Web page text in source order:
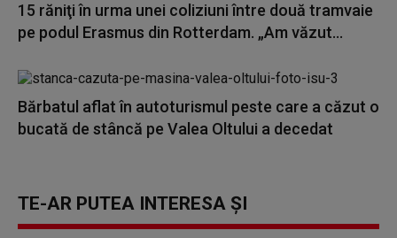
15 răniţi în urma unei coliziuni între două tramvaie
pe podul Erasmus din Rotterdam. „Am văzut...
Bărbatul aflat în autoturismul peste care a căzut o
bucată de stâncă pe Valea Oltului a decedat
TE-AR PUTEA INTERESA ȘI